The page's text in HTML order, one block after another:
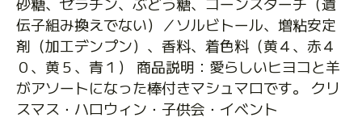
伝子組み換えでない）／ソルビトール、増粘安定
剤（加工デンプン）、香料、着色料（黄４、赤４
０、黄５、青１） 商品説明：愛らしいヒヨコと羊
がアソートになった棒付きマシュマロです。 クリ
スマス・ハロウィン・子供会・イベント